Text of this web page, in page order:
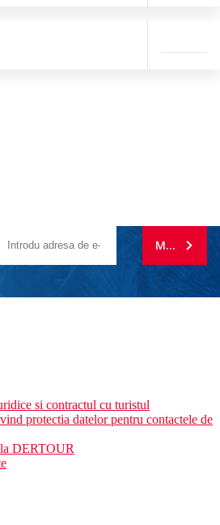
MA
si contractul cu turistul
protectia datelor pentru contactele de
DERTOUR